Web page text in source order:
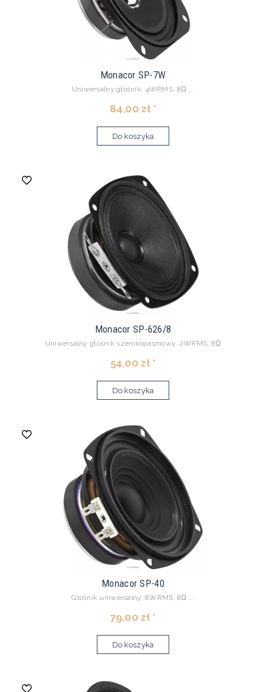
Monacor SP-7W
Uniwersalny głośnik, 4WRMS, 8Ω ...
84,00 zł *
Do koszyka
Monacor SP-626/8
Uniwersalny głośnik szerokopasmowy, 2WRMS, 8Ω
54,00 zł *
Do koszyka
Monacor SP-40
Głośnik uniwersalny, 8WRMS, 8Ω ...
79,00 zł *
Do koszyka